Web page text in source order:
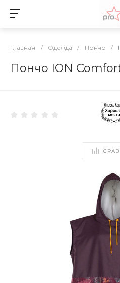
Главная / Одежда / Пончо /
Пончо ION